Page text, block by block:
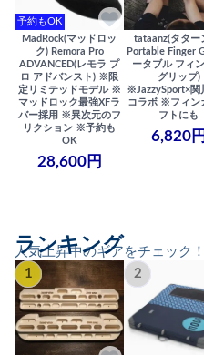
予約もOK
MadRock(マッドロッ
ク) Remora Pro
ADVANCED(レモラ プ
ロ アドバンスト) ※限
定リミテッドモデル ※
マッドロック最強XFラ
バー採用 ※異次元のフ
リクション ※予約も
OK
28,600円
tataanz(タター
Portable Finger
ータブル フィ
グリップ)
※JazzySport×関
コラボ ※フィン
フトにも
6,820円
人気上昇中のギアをチェック！
ランキング
1 2